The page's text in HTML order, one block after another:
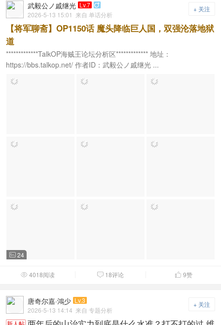
+ 关注
武毅公ノ戚继光 Lv.7 
2026-5-13 15:01 来自 单话分析
【将军聊斋】OP1150话 魔头降临巨人国，双强沦落地狱
道
*************TalkOP海贼王论坛分析区************* 地址：
https://bbs.talkop.net/ 作者ID：武毅公ノ戚继光 ...
 24
 4018阅读  18评论  9赞
+ 关注
唐奇尔嘉·鴻少 Lv.3
2026-5-13 14:14 来自 专题分析